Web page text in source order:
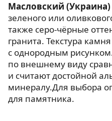
Масловский (Украина)
зеленого или
также серо-чёрные
гранита. Текстура
с однородным
по внешнему виду
и считают достойной
минералу.Для выбора
для памятника.